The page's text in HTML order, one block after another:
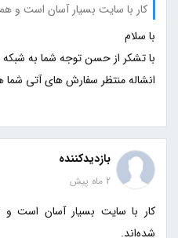
انشاله منتظر سفارش های آتی شما
بازدیدکننده
2 ماه پیش
کار با سایت بسیار آسان است
شده‌اند.